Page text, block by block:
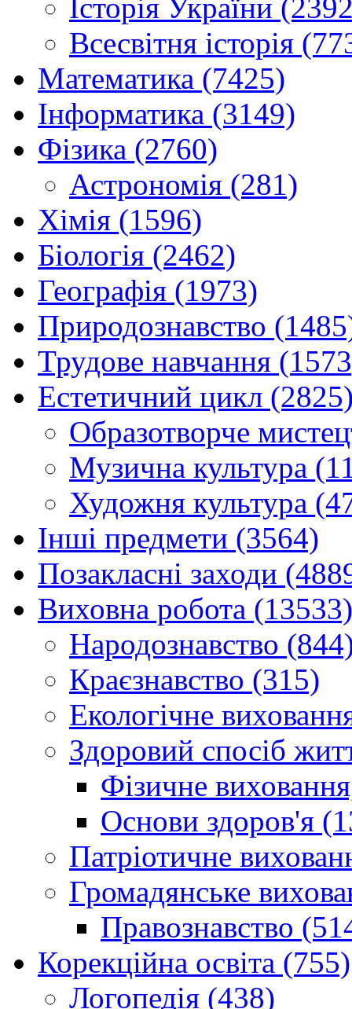
Історія України
Всесвітня історія
Математика (7425)
Інформатика (3149)
Фізика (2760)
Астрономія (281)
Хімія (1596)
Біологія (2462)
Географія (1973)
Природознавство
Трудове навчання
Естетичний цикл
Образотворче
Музична культура
Художня культура
Інші предмети (3564)
Позакласні заходи
Виховна робота (13533)
Народознавство
Краєзнавство (315)
Екологічне
Здоровий спосіб
Фізичне
Основи здоров'я
Патріотичне
Громадянське
Правознавство
Корекційна освіта (755)
Логопедія (438)